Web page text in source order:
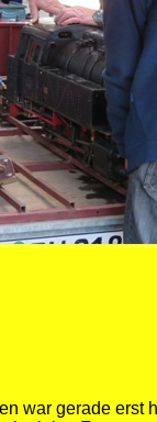
war gerade erst